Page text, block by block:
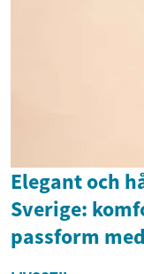
Elegant och
Sverige:
passform